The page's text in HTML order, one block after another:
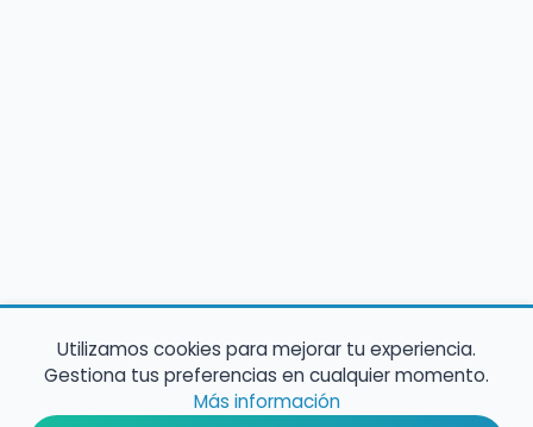
Utilizamos cookies para mejorar tu experiencia.
Gestiona tus preferencias en cualquier momento.
Más información